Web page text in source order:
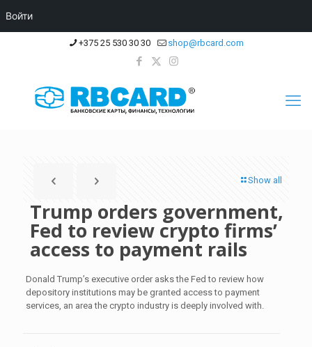
+375 25 530 30 30 shop@rbcard.com
Show all
Trump orders government,
Fed to review crypto firms’
access to payment rails
Donald Trump’s executive order asks the Fed to review how
depository institutions may be granted access to payment
services, an area the crypto industry is deeply involved with.
Войти